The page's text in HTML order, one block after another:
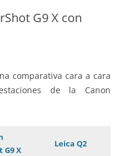
G9 X con
comparativa cara a cara
de la Canon
G9 X
Leica Q2